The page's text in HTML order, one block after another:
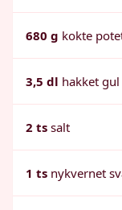
680 g kokte
3,5 dl hakket
2 ts salt
1 ts nykvernet